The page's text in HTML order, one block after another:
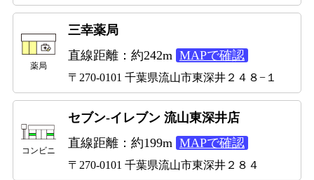
薬局
三幸薬局
直線距離：約242m MAPで確認
〒270-0101 千葉県流山市東深井２４８−１
コンビニ
セブン-イレブン 流山東深井店
直線距離：約199m MAPで確認
〒270-0101 千葉県流山市東深井２８４